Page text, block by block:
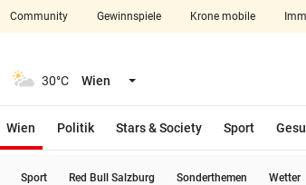
closeSchließen
arrow_right
Community Gewinnspiele Krone mobile
30°C Wien Menü aufklappen
Wien
Politik
Stars & Society Sport
Sport Red Bull Salzburg Sonderthemen Wetter